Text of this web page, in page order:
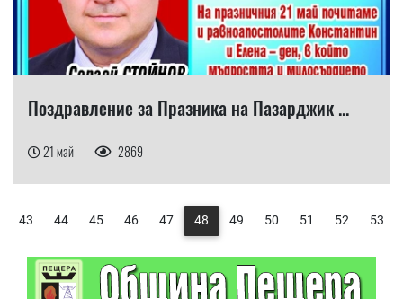
Поздравление за Празника на Пазарджик ...
21 май 2869
43 44 45 46 47 48 49 50 51 52 53